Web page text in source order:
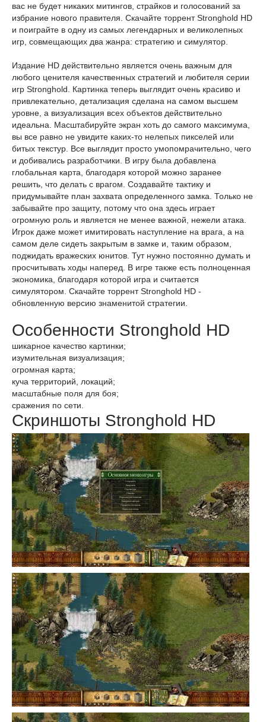
вас не будет никаких митингов, страйков и голосований за
избрание нового правителя. Скачайте торрент Stronghold HD
и поиграйте в одну из самых легендарных и великолепных
игр, совмещающих два жанра: стратегию и симулятор.
Издание HD действительно является очень важным для
любого ценителя качественных стратегий и любителя серии
игр Stronghold. Картинка теперь выглядит очень красиво и
привлекательно, детализация сделана на самом высшем
уровне, а визуализация всех объектов действительно
идеальна. Масштабируйте экран хоть до самого максимума,
вы все равно не увидите каких-то нелепых пикселей или
битых текстур. Все выглядит просто умопомрачительно, чего
и добивались разработчики. В игру была добавлена
глобальная карта, благодаря которой можно заранее
решить, что делать с врагом. Создавайте тактику и
придумывайте план захвата определенного замка. Только не
забывайте про защиту, потому что она здесь играет
огромную роль и является не менее важной, нежели атака.
Игрок даже может имитировать наступление на врага, а на
самом деле сидеть закрытым в замке и, таким образом,
поджидать вражеских юнитов. Тут нужно постоянно думать и
просчитывать ходы наперед. В игре также есть полноценная
экономика, благодаря которой игра и считается
симулятором. Скачайте торрент Stronghold HD -
обновленную версию знаменитой стратегии.
Особенности Stronghold HD
шикарное качество картинки;
изумительная визуализация;
огромная карта;
куча территорий, локаций;
масштабные поля для боя;
сражения по сети.
Скриншоты Stronghold HD